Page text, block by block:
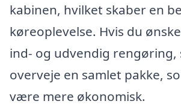
kabinen, hvilket skaber en
køreoplevelse. Hvis du
ind- og udvendig rengøring,
overveje en samlet pakke,
være mere økonomisk.